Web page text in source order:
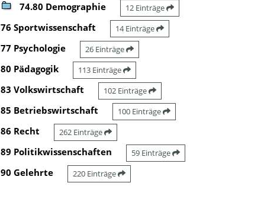
74.80 Demographie 12 Einträge
76 Sportwissenschaft 14 Einträge
77 Psychologie 26 Einträge
80 Pädagogik 113 Einträge
83 Volkswirtschaft 102 Einträge
85 Betriebswirtschaft 100 Einträge
86 Recht 262 Einträge
89 Politikwissenschaften 59 Einträge
90 Gelehrte 220 Einträge